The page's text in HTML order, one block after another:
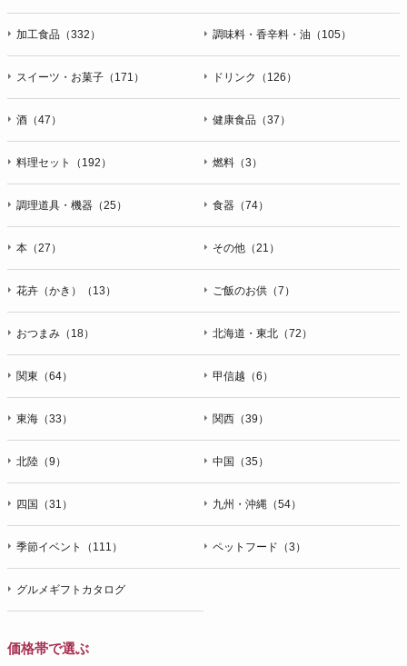
加工食品（332） 調味料・香辛料・油（105）
スイーツ・お菓子（171） ドリンク（126）
酒（47） 健康食品（37）
料理セット（192） 燃料（3）
調理道具・機器（25） 食器（74）
本（27） その他（21）
花卉（かき）（13） ご飯のお供（7）
おつまみ（18） 北海道・東北（72）
関東（64） 甲信越（6）
東海（33） 関西（39）
北陸（9） 中国（35）
四国（31） 九州・沖縄（54）
季節イベント（111） ペットフード（3）
グルメギフトカタログ
価格帯で選ぶ